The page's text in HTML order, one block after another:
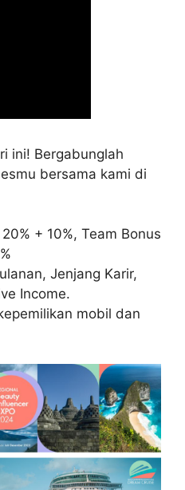
ini! Bergabunglah
bersama kami di
+ 10%, Team Bonus
Jenjang Karir,
Income.
mobil dan